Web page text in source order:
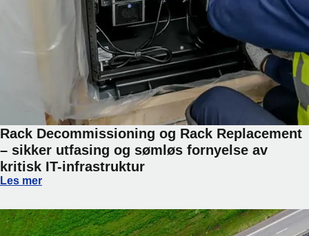
Rack Decommissioning og Rack Replacement
– sikker utfasing og sømløs fornyelse av
kritisk IT-infrastruktur
Rack Decommissioning og Rack Replacement – sikker
Les mer